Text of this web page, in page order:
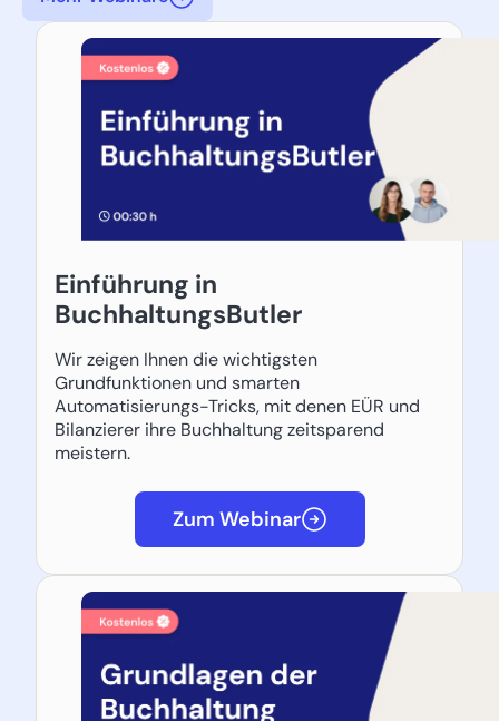
Einführung in
BuchhaltungsButler
Wir zeigen Ihnen die wichtigsten
Grundfunktionen und smarten
Automatisierungs-Tricks, mit denen EÜR und
Bilanzierer ihre Buchhaltung zeitsparend
meistern.
Zum Webinar